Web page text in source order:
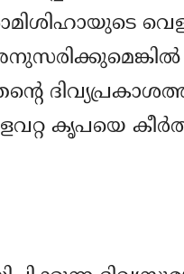
കൃപയെ